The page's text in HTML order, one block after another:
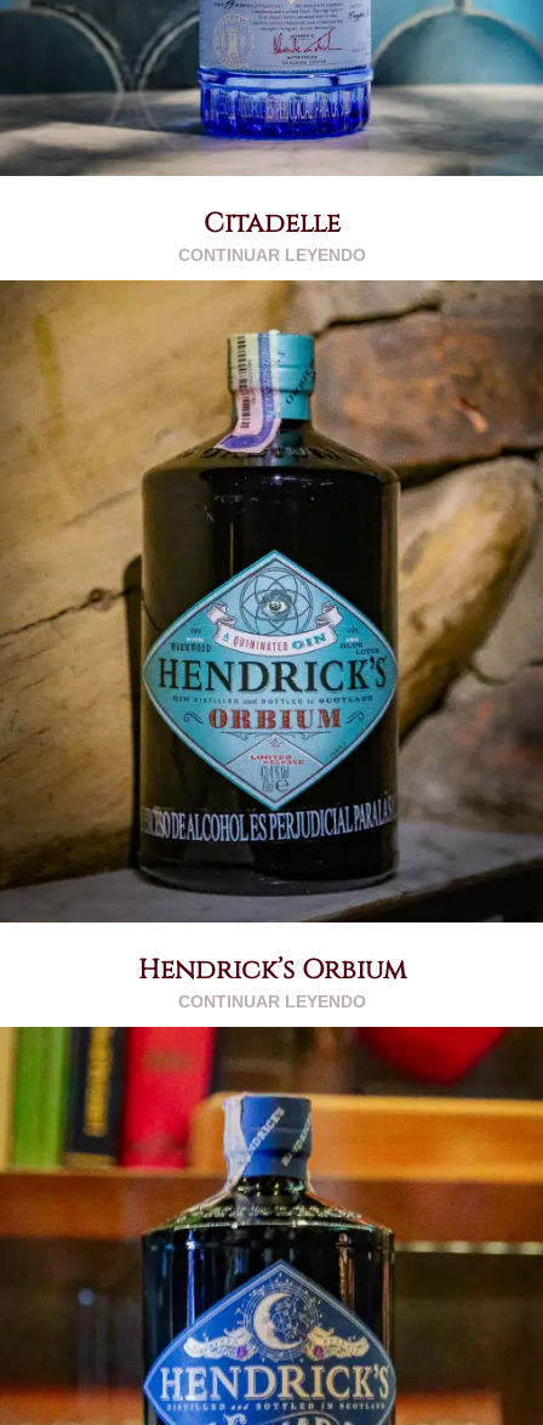
Citadelle
CONTINUAR LEYENDO
Hendrick’s Orbium
CONTINUAR LEYENDO